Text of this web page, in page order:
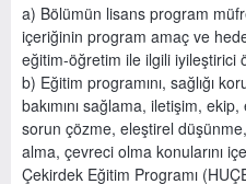
a) Bölümün lisans program
içeriğinin program amaç ve
eğitim-öğretim ile ilgili iyileştirici
b) Eğitim programını, sağlığı
bakımını sağlama, iletişim,
sorun çözme, eleştirel
alma, çevreci olma konularını
Çekirdek Eğitim Programı